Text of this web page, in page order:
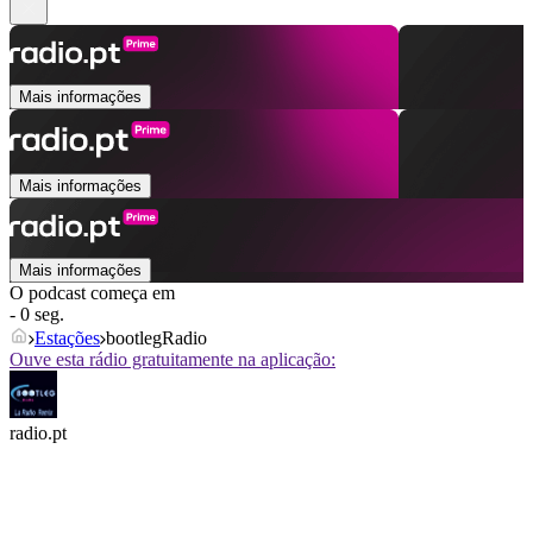
Mais informações
Mais informações
Mais informações
O podcast começa em
- 0 seg.
Estações bootlegRadio
Ouve esta rádio gratuitamente na aplicação:
radio.pt